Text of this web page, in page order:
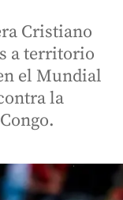
Cristiano
a territorio
el Mundial
la